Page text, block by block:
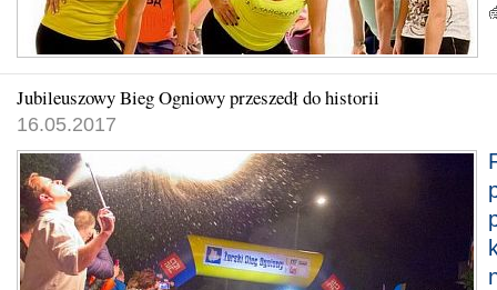
Jubileuszowy Bieg Ogniowy przeszedł do historii
16.05.2017